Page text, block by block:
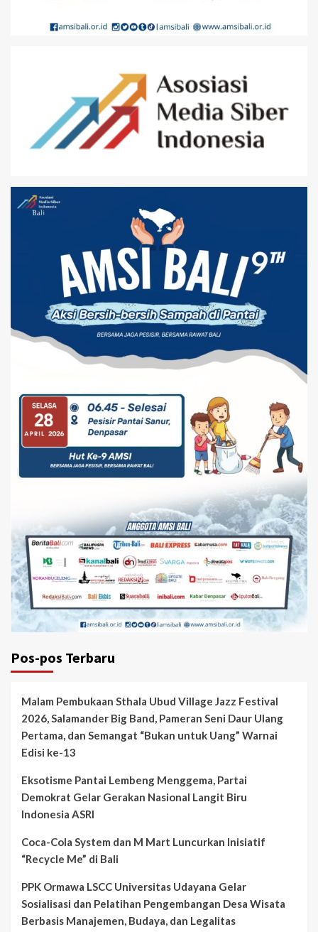
Pos-pos Terbaru
Malam Pembukaan Sthala Ubud Village Jazz Festival
2026, Salamander Big Band, Pameran Seni Daur Ulang
Pertama, dan Semangat “Bukan untuk Uang” Warnai
Edisi ke-13
Eksotisme Pantai Lembeng Menggema, Partai
Demokrat Gelar Gerakan Nasional Langit Biru
Indonesia ASRI
Coca-Cola System dan M Mart Luncurkan Inisiatif
“Recycle Me” di Bali
PPK Ormawa LSCC Universitas Udayana Gelar
Sosialisasi dan Pelatihan Pengembangan Desa Wisata
Berbasis Manajemen, Budaya, dan Legalitas